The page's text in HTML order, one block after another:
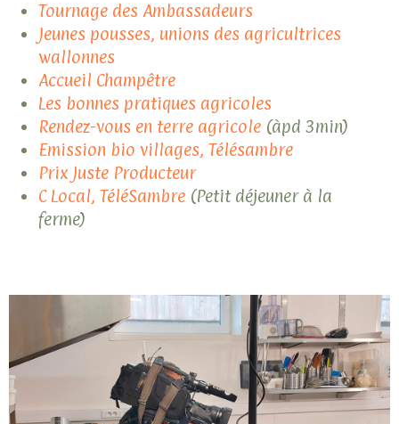
Tournage des Ambassadeurs
Jeunes pousses, unions des agricultrices
wallonnes
Accueil Champêtre
Les bonnes pratiques agricoles
Rendez-vous en terre agricole (àpd 3min)
Emission bio villages, Télésambre
Prix Juste Producteur
C Local, TéléSambre (Petit déjeuner à la
ferme)